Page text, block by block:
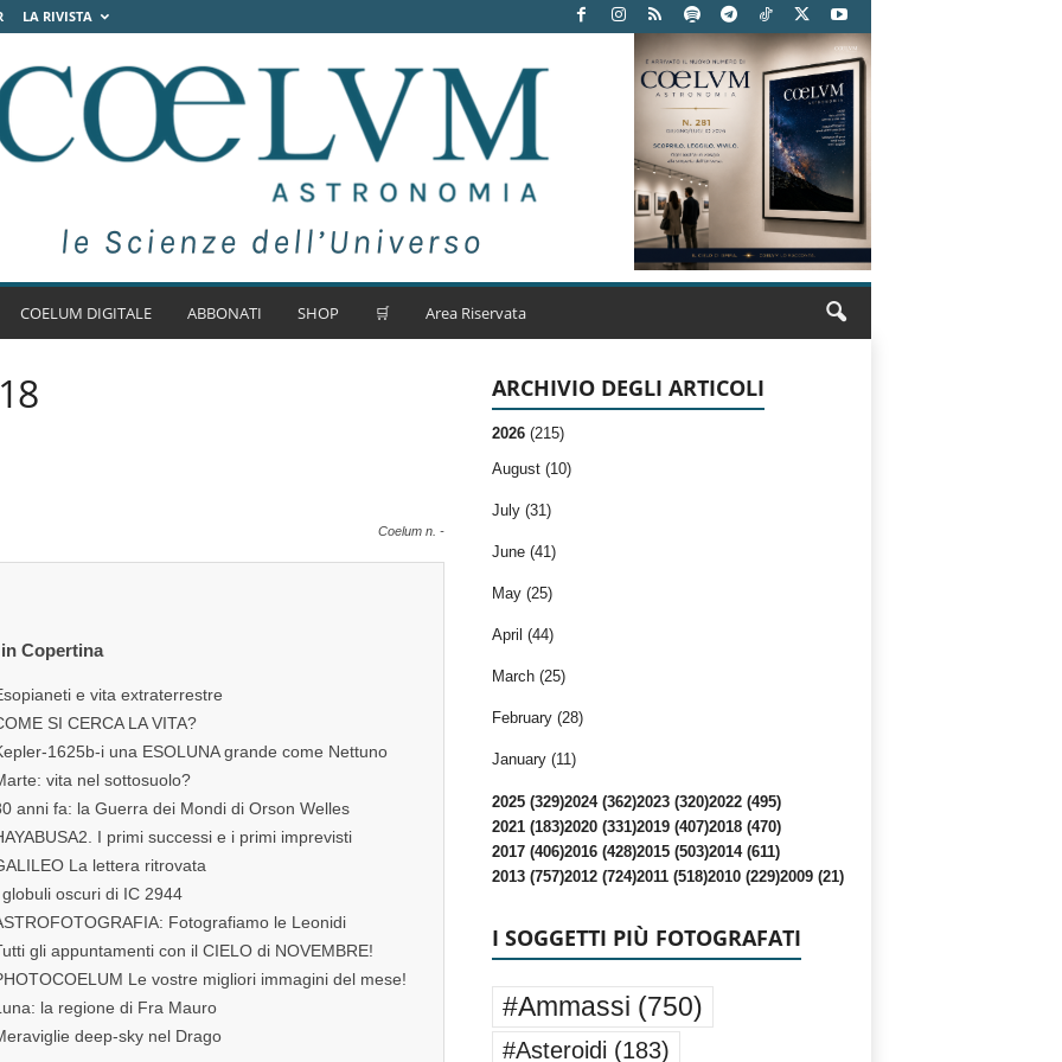
LA RIVISTA
COELUM DIGITALE ABBONATI SHOP 🛒 Area Riservata
Coelum n. -
Copertina
e vita extraterrestre
SI CERCA LA VITA?
1625b-i una ESOLUNA grande come Nettuno
vita nel sottosuolo?
anni fa: la Guerra dei Mondi di Orson Welles
I primi successi e i primi imprevisti
La lettera ritrovata
globuli oscuri di IC 2944
Fotografiamo le Leonidi
gli appuntamenti con il CIELO di NOVEMBRE!
Le vostre migliori immagini del mese!
la regione di Fra Mauro
deep-sky nel Drago
ARCHIVIO DEGLI ARTICOLI
2026 (215)
August (10)
July (31)
June (41)
May (25)
April (44)
March (25)
February (28)
January (11)
2025 (329)2024 (362)2023 (320)2022 (495)
2021 (183)2020 (331)2019 (407)2018 (470)
2017 (406)2016 (428)2015 (503)2014 (611)
2013 (757)2012 (724)2011 (518)2010 (229)2009 (21)
I SOGGETTI PIÙ FOTOGRAFATI
#Ammassi (750)
#Asteroidi (183)